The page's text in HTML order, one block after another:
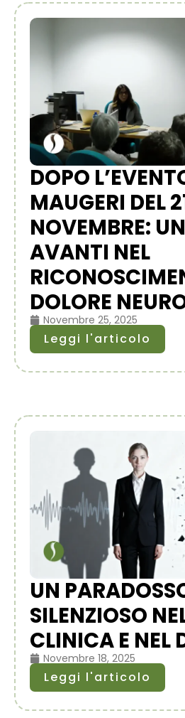
DOPO
MAUGERI DEL
NOVEMBRE:
AVANTI NEL
DOLORE
Novembre 25, 2025
Leggi l'articolo
UN
SILENZIOSO
CLINICA E NEL
Novembre 18, 2025
Leggi l'articolo